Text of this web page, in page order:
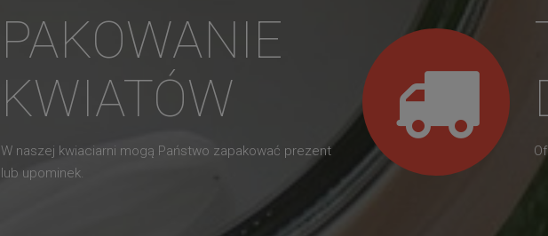
PAKOWANIE
KWIATÓW
W naszej kwiaciarni mogą Państwo zapakować prezent
lub upominek.